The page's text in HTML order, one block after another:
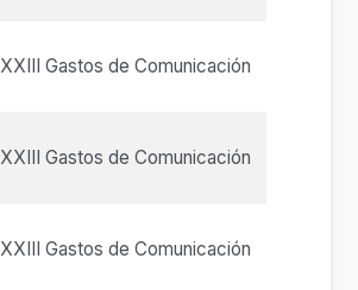
XXIII Gastos de Comunicación
XXIII Gastos de Comunicación
XXIII Gastos de Comunicación